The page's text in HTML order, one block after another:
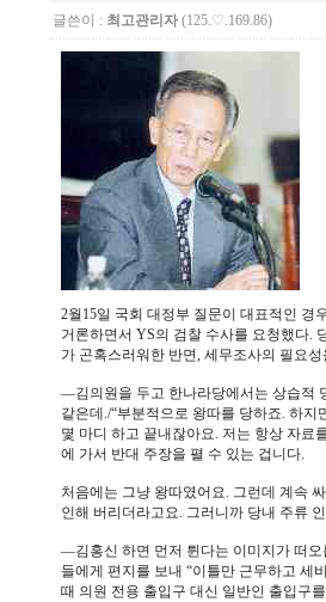
글쓴이 : 최고관리자(125.♡.169.86)
2월15일 국회 대정부 질문이 대표적인 경
거론하면서 YS의 검찰 수사를 요청했다.
가 곤혹스러워한 반면, 세무조사의 필요
―김의원을 두고 한나라당에서는 상습적
같은데./“부분적으로 왕따를 당하죠. 하
몇 마디 하고 끝내잖아요. 저는 항상 자료
에 가서 반대 주장을 펼 수 있는 겁니다.
처음에는 그냥 왕따였어요. 그런데 계속
인해 버리더라고요. 그러니까 당내 주류
―김홍신 하면 먼저 튄다는 이미지가 떠오
들에게 편지를 보내 “이틀만 근무하고 세
때 의원 전용 출입구 대신 일반인 출입구